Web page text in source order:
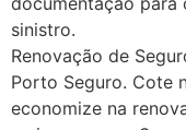
sinistro.
Renovação de
Porto Seguro. Cote
economize na